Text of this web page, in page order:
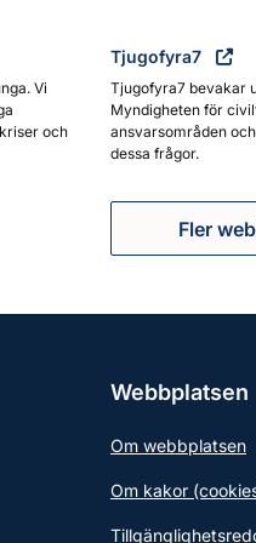
Vi
och
Tjugofyra7
Tjugofyra7 bevakar
Myndigheten för
ansvarsområden
dessa frågor.
Fler
Webbplatsen
Om webbplatsen
Om kakor